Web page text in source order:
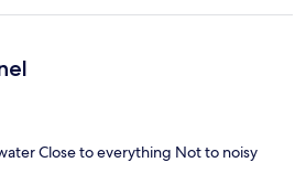
Close to everything Not to noisy